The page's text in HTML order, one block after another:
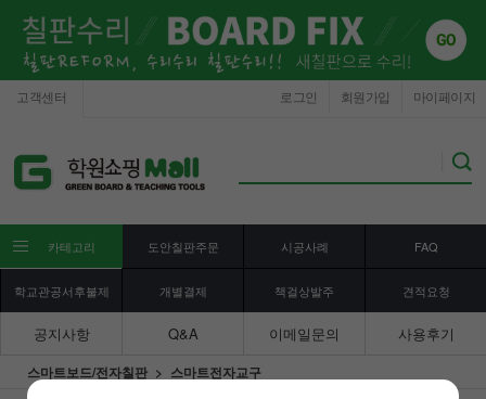
고객센터 마이페이지
회원가입
로그인
카테고리 도안칠판주문 시공사례 FAQ
학교관공서후불제 개별결제 책걸상발주 견적요청
공지사항 Q&A 이메일문의 사용후기
스마트보드/전자칠판 스마트전자교구